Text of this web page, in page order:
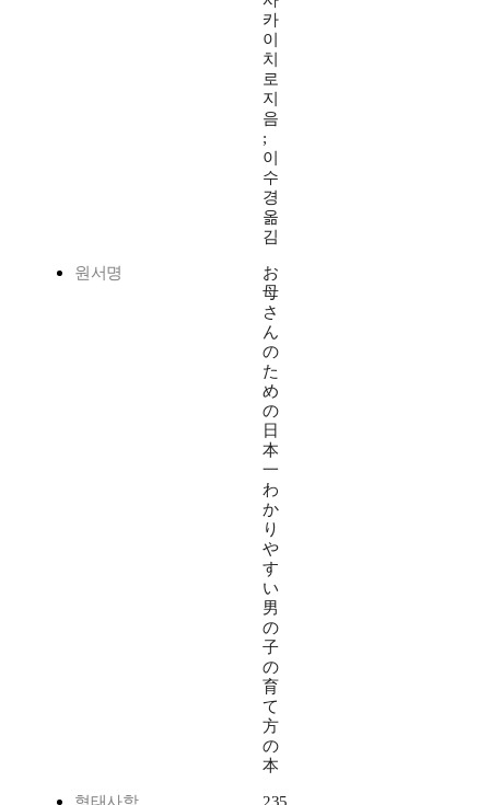
카
이
치
로
지
음
;
이
수
경
옮
김
원서명
お
母
さ
ん
の
た
め
の
日
本
一
わ
か
り
や
す
い
男
の
子
の
育
て
方
の
本
형태사항
235